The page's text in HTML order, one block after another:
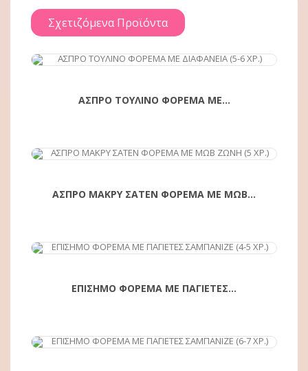
Σχετιζόμενα Προϊόντα
ΑΓΟΡΆ
ΑΣΠΡΟ ΤΟΥΛΙΝΟ ΦΟΡΕΜΑ ΜΕ...
ΑΓΟΡΆ
ΑΣΠΡΟ ΜΑΚΡΥ ΣΑΤΕΝ ΦΟΡΕΜΑ ΜΕ ΜΩΒ...
ΕΠΙΣΗΜΟ ΦΟΡΕΜΑ ΜΕ ΠΑΓΙΕΤΕΣ...